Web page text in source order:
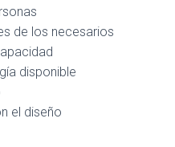
de los necesarios
disponible
el diseño